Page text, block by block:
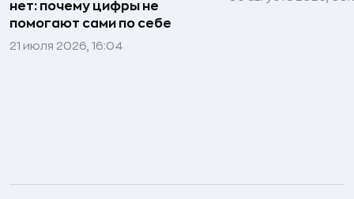
нет: почему цифры не
помогают сами по себе
21 июля 2026, 16:04